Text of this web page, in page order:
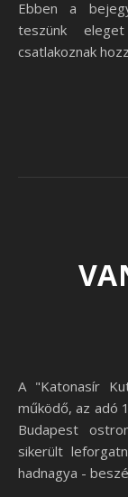
Ebben a bejegyzésben egy 2025-ös tartozásunknak
teszünk
csatlakoznak
A "Katonasír Kutató és Ápoló Egyesület" törvényesen
működő, az adó
Budapest
sikerült
hadnagya -